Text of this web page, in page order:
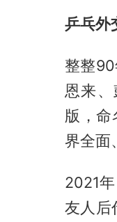
乒乓外
整整
恩来
版，命
界全面
2021
友人后